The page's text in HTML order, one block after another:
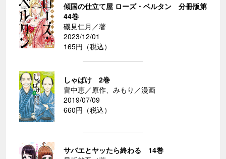
傾国の仕立て屋 ローズ・ベルタン 分冊版第
44巻
磯見仁月／著
2023/12/01
165円（税込）
しゃばけ 2巻
畠中恵／原作、みもり／漫画
2019/07/09
660円（税込）
サバエとヤッたら終わる 14巻